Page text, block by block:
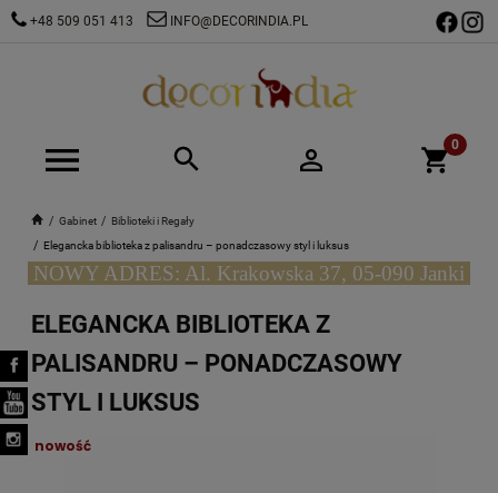
+48 509 051 413 INFO@DECORINDIA.PL
Gabinet
Biblioteki i Regały
Elegancka biblioteka z palisandru – ponadczasowy styl i luksus
NOWY ADRES: Al. Krakowska 37, 05-090 Janki
ELEGANCKA BIBLIOTEKA Z
PALISANDRU – PONADCZASOWY
STYL I LUKSUS
nowość